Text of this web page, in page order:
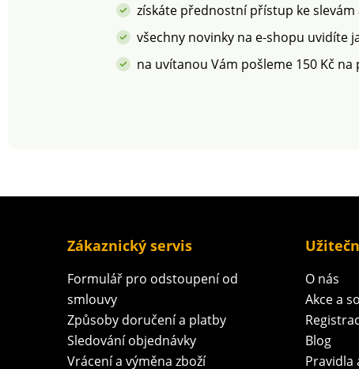
získáte přednostní přístup ke slevám
všechny novinky na e-shopu uvidíte
na uvítanou Vám pošleme 150 Kč na
Zákaznický servis
Formulář pro odstoupení od
smlouvy
Způsoby doručení a platby
Sledování objednávky
Vrácení a výměna zboží
O nás
Akce a
Blog
Pravidla